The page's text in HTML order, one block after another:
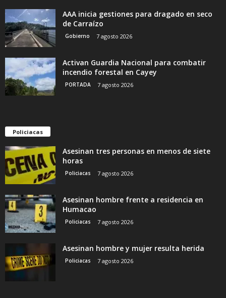
AAA inicia gestiones para dragado en seco
de Carraízo
Gobierno 7 agosto 2026
Activan Guardia Nacional para combatir
incendio forestal en Cayey
PORTADA 7 agosto 2026
Policiacas
Asesinan tres personas en menos de siete
horas
Policiacas 7 agosto 2026
Asesinan hombre frente a residencia en
Humacao
Policiacas 7 agosto 2026
Asesinan hombre y mujer resulta herida
Policiacas 7 agosto 2026